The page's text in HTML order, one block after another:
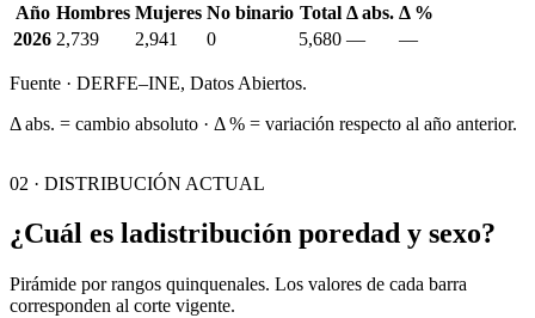
Año Hombres Mujeres No binario Total Δ abs. Δ %
2026 2,739 2,941 0 5,680 — —
Fuente · DERFE–INE, Datos Abiertos.
Δ abs. = cambio absoluto · Δ % = variación respecto al año anterior.
02 · DISTRIBUCIÓN ACTUAL
¿Cuál es ladistribución poredad y sexo?
Pirámide por rangos quinquenales. Los valores de cada barra
corresponden al corte vigente.